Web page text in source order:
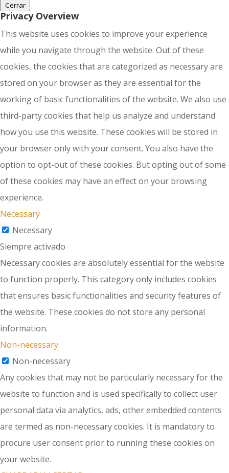
Cerrar
Privacy Overview
This website uses cookies to improve your experience
while you navigate through the website. Out of these
cookies, the cookies that are categorized as necessary are
stored on your browser as they are essential for the
working of basic functionalities of the website. We also use
third-party cookies that help us analyze and understand
how you use this website. These cookies will be stored in
your browser only with your consent. You also have the
option to opt-out of these cookies. But opting out of some
of these cookies may have an effect on your browsing
experience.
Necessary
Necessary
Siempre activado
Necessary cookies are absolutely essential for the website
to function properly. This category only includes cookies
that ensures basic functionalities and security features of
the website. These cookies do not store any personal
information.
Non-necessary
Non-necessary
Any cookies that may not be particularly necessary for the
website to function and is used specifically to collect user
personal data via analytics, ads, other embedded contents
are termed as non-necessary cookies. It is mandatory to
procure user consent prior to running these cookies on
your website.